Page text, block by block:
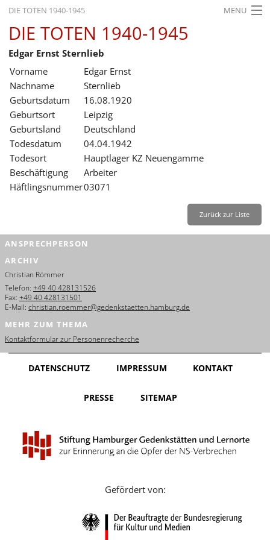
DIE TOTEN 1940-1945 MENU
STARTSEITE
AKTUELLES
AUSSTELLUNGEN
GESCHICHTE
BILDUNG
FORSCHUNG
SERVICE
Français
Dansk
Español
Nederlands
Português
Русский
Leichte Sprache
DIE TOTEN 1940-1945
Edgar Ernst Sternlieb
Vorname
Edgar Ernst
Nachname
Sternlieb
Geburtsdatum
16.08.1920
Geburtsort
Leipzig
Geburtsland
Deutschland
Todesdatum
04.04.1942
Todesort
Hauptlager KZ Neuengamme
Beschäftigung
Arbeiter
Häftlingsnummer03071
Zurück zur Liste
ANSPRECHPERSON
ARCHIV
Christian Römmer
Telefon: +49 40 428131526
Fax: +49 40 428131501
E-Mail: christian.roemmer@gedenkstaetten.hamburg.de
MEHR ZUM THEMA
Kontaktformular zur Personenrecherche
DATENSCHUTZ IMPRESSUM KONTAKT
PRESSE SITEMAP
Gefördert von: